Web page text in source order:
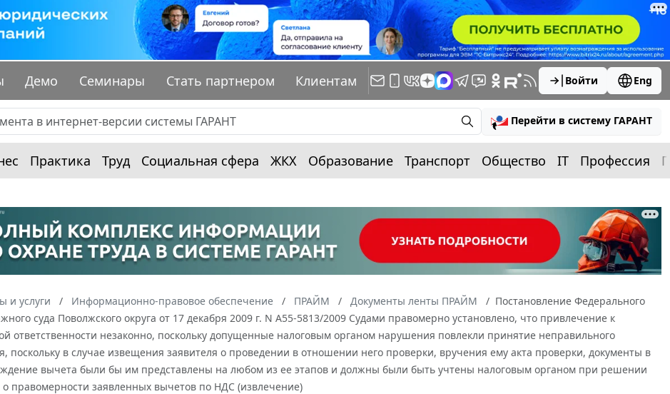
Демо Семинары Стать партнером Клиентам Войти Eng
Перейти в систему ГАРАНТ
Практика Труд Социальная сфера ЖКХ Образование Транспорт Общество IT Профессия
и услуги Информационно-правовое обеспечение ПРАЙМ Документы ленты ПРАЙМ
Постановление Федерального
суда Поволжского округа от 17 декабря 2009 г. N А55-5813/2009 Судами правомерно установлено, что привлечение к
ответственности незаконно, поскольку допущенные налоговым органом нарушения повлекли принятие неправильного
поскольку в случае извещения заявителя о проведении в отношении него проверки, вручения ему акта проверки, документы в
вычета были бы им представлены на любом из ее этапов и должны были быть учтены налоговым органом при решении
о правомерности заявленных вычетов по НДС (извлечение)